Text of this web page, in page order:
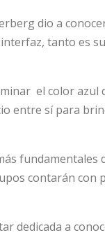
dio a
tanto es
el color azul
entre sí para
fundamentales
contarán con
dedicada a